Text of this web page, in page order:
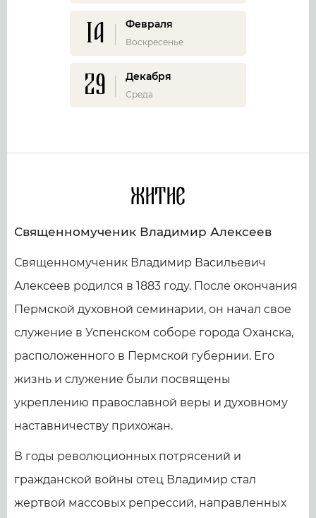
14 Февраля
Воскресенье
29 Декабря
Среда
Житие
Священномученик Владимир Алексеев
Священномученик Владимир Васильевич
Алексеев родился в 1883 году. После окончания
Пермской духовной семинарии, он начал свое
служение в Успенском соборе города Оханска,
расположенного в Пермской губернии. Его
жизнь и служение были посвящены
укреплению православной веры и духовному
наставничеству прихожан.
В годы революционных потрясений и
гражданской войны отец Владимир стал
жертвой массовых репрессий, направленных